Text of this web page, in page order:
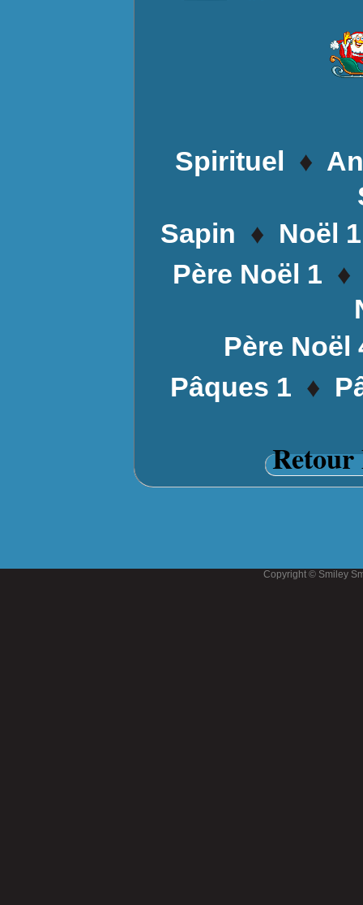
Spirituel ♦
Sapin ♦ Noël 1
Père Noël 1 ♦
Père Noël
Pâques 1 ♦
Retour
Copyright © Smiley